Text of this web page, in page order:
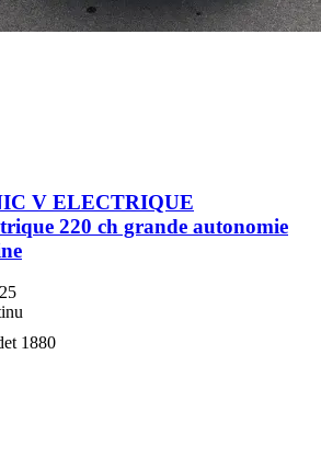
V ELECTRIQUE
220 ch grande autonomie
1880